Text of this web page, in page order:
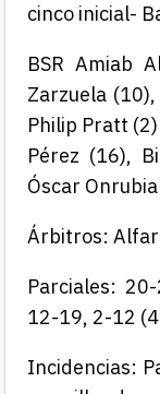
cinco inicial-
BSR Amiab
Zarzuela
Philip Pratt
Pérez (16),
Óscar
Árbitros:
Parciales:
12-19, 2-12
Incidencias: